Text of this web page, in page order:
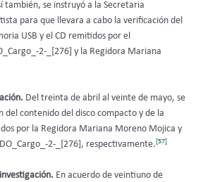
también, se instruyó a la Secretaria
para que llevara a cabo la verificación del
USB y el CD remitidos por el
2-_[276] y la Regidora Mariana
Del treinta de abril al veinte de mayo, se
del contenido del disco compacto y de la
por la Regidora Mariana Moreno Mojica y
2-_[276], respectivamente.[57]
En acuerdo de veintiuno de